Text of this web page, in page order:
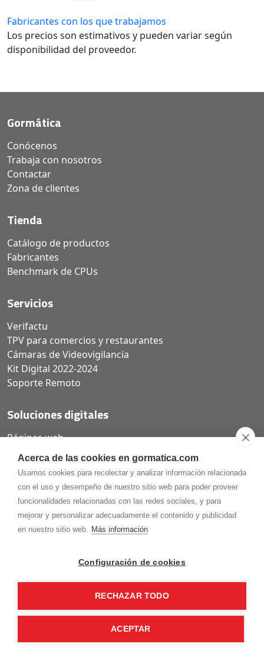
Acerca de las cookies en gormatica.com
Usamos cookies para recolectar y analizar información relacionada
con el uso y desempeño de nuestro sitio web para poder proveer
funcionalidades relacionadas con las redes sociales, y para
mejorar y personalizar adecuadamente el contenido y publicidad
en nuestro sitio web. Más información
Configuración de cookies
RECHAZAR TODO
ACEPTAR
Fabricantes con los que trabajamos
Los precios son estimativos y pueden variar según
disponibilidad del proveedor.
Gormática
Conócenos
Trabaja con nosotros
Contactar
Zona de clientes
Tienda
Catálogo de productos
Fabricantes
Benchmark de CPUs
Servicios
Verifactu
TPV para comercios y restaurantes
Cámaras de Videovigilancia
Kit Digital 2022-2024
Soporte Remoto
Soluciones digitales
Páginas web
Tiendas online
975.368.262
¡Síguenos en nuestras redes!